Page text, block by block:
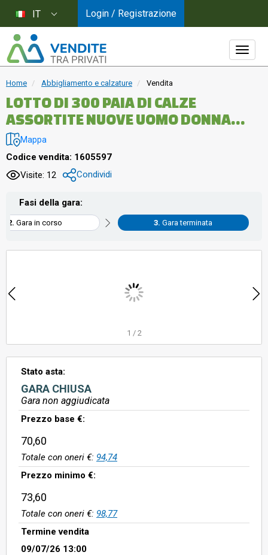
Home Abbigliamento e calzature Vendita
LOTTO DI 300 PAIA DI CALZE
ASSORTITE NUOVE UOMO DONNA
BAMBINO
Mappa
Codice vendita: 1605597
Visite: 12
Condividi
Fasi della gara:
Gara in corso Gara terminata
1 / 2
Stato asta:
GARA CHIUSA
Gara non aggiudicata
Prezzo base €:
70,60
Totale con oneri €: 94,74
Prezzo minimo €:
73,60
Totale con oneri €: 98,77
Termine vendita
09/07/26 13:00
IT Login / Registrazione